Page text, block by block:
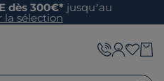
dès 300€* jusqu’au
la sélection